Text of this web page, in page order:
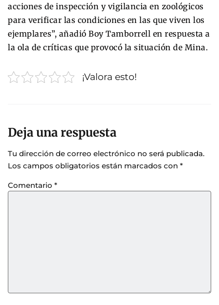
acciones de inspección y vigilancia en zoológicos
para verificar las condiciones en las que viven los
ejemplares”, añadió Boy Tamborrell en respuesta a
la ola de críticas que provocó la situación de Mina.
¡Valora esto!
Deja una respuesta
Tu dirección de correo electrónico no será publicada.
Los campos obligatorios están marcados con *
Comentario *